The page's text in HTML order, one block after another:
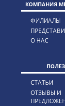
КОМПАНИЯ
ФИЛИАЛЫ
О НАС
СТАТЬИ
ОТЗЫВЫ И